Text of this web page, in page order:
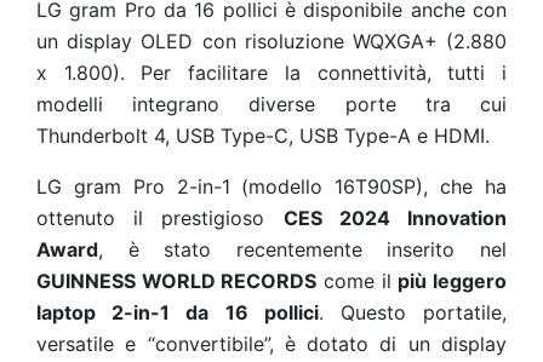
LG gram Pro da 16 pollici è disponibile anche con
un display OLED con risoluzione WQXGA+ (2.880
x 1.800). Per facilitare la connettività, tutti i
modelli integrano diverse porte tra cui
Thunderbolt 4, USB Type-C, USB Type-A e HDMI.
LG gram Pro 2-in-1 (modello 16T90SP), che ha
ottenuto il prestigioso CES 2024 Innovation
Award, è stato recentemente inserito nel
GUINNESS WORLD RECORDS come il più leggero
laptop 2-in-1 da 16 pollici. Questo portatile,
versatile e “convertibile”, è dotato di un display